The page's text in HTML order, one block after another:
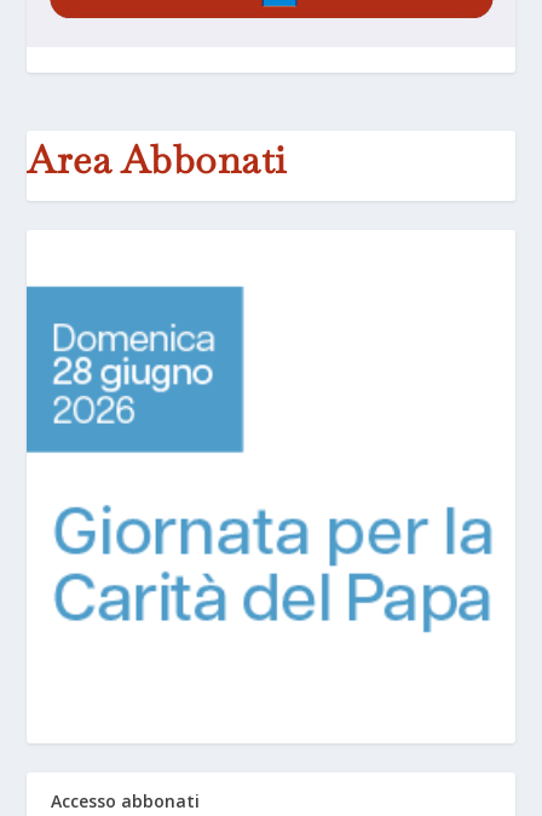
Area Abbonati
Accesso abbonati